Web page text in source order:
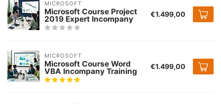
MICROSOFT
Microsoft Course Project
2019 Expert Incompany €1.499,00
MICROSOFT
Microsoft Course Word
VBA Incompany Training €1.499,00